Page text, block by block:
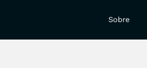
Sobre